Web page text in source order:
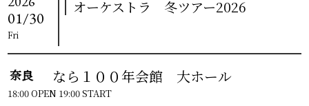
CONCERT
BIOGRAPHY
01/30
Fri
オーケストラ 冬ツアー2026
奈良 なら１００年会館 大ホール
18:00 OPEN 19:00 START